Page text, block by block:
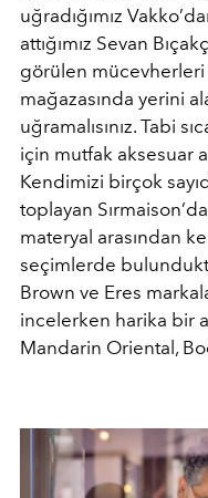
uğradığımız
attığımız Sevan
görülen
mağazasında yerini
uğramalısınız. Tabi
için mutfak aksesuar
Kendimizi birçok
toplayan
materyal arasından
seçimlerde
Brown ve Eres
incelerken harika bir
Mandarin Oriental,